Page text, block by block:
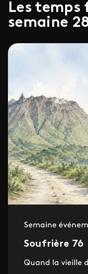
Les temps
semaine
Semaine
Soufrière 76
Quand la vieille